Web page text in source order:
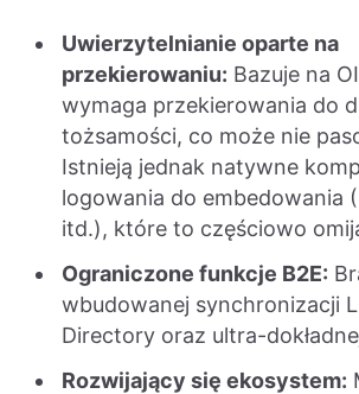
Uwierzytelnianie oparte na
przekierowaniu: Bazuje na
wymaga przekierowania do
tożsamości, co może nie
Istnieją jednak natywne
logowania do embedowania
itd.), które to częściowo
Ograniczone funkcje B2E:
wbudowanej synchronizacji
Directory oraz ultra-
Rozwijający się ekosystem: